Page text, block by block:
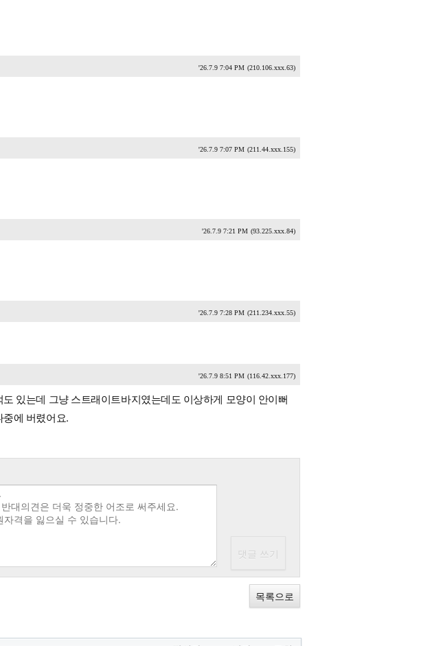
'26.7.9 7:04 PM (210.106.xxx.63)
'26.7.9 7:07 PM (211.44.xxx.155)
'26.7.9 7:21 PM (93.225.xxx.84)
'26.7.9 7:28 PM (211.234.xxx.55)
'26.7.9 8:51 PM (116.42.xxx.177)
있는데 그냥 스트래이트바지였는데도 이상하게 모양이 안이뻐
에 버렸어요.
목록으로